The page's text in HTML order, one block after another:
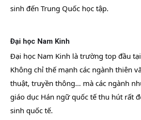
sinh đến Trung Quốc học tập.
Đại học Nam Kinh
Đại học Nam Kinh là trường top đầu
Không chỉ thế mạnh các ngành thiên
thuật, truyền thông… mà các ngành
giáo dục Hán ngữ quốc tế thu hút rất
sinh quốc tế.